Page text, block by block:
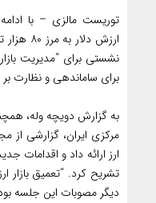
توریست مالزی – با
ارزش
نشستی برای “مدیریت
برای ساماندهی و نظارت بر
به گزارش دویچه وله،
مرکزی ایران، گزارشی از
ارز ارائه داد و اقدامات
تشریح کرد. “تعمیق بازار
دیگر مصوبات این جلسه